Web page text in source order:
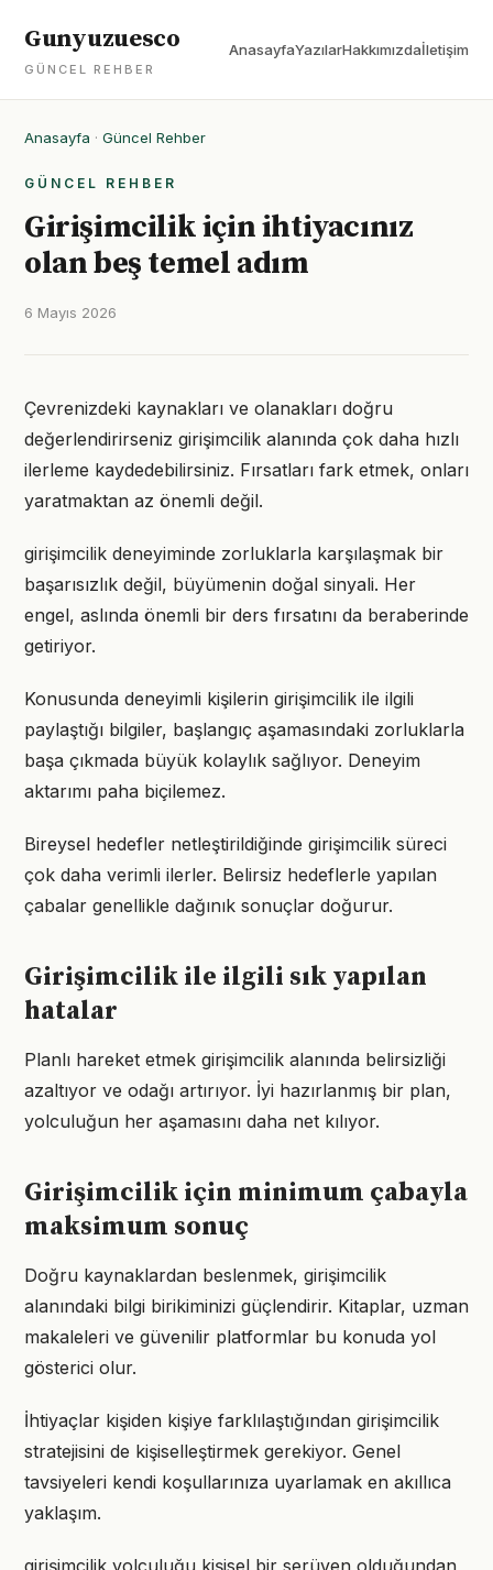
Gunyuzuesco
GÜNCEL REHBER
AnasayfaYazılarHakkımızdaİletişim
Anasayfa · Güncel Rehber
GÜNCEL REHBER
Girişimcilik için ihtiyacınız
olan beş temel adım
6 Mayıs 2026
Çevrenizdeki kaynakları ve olanakları doğru
değerlendirirseniz girişimcilik alanında çok daha hızlı
ilerleme kaydedebilirsiniz. Fırsatları fark etmek, onları
yaratmaktan az önemli değil.
girişimcilik deneyiminde zorluklarla karşılaşmak bir
başarısızlık değil, büyümenin doğal sinyali. Her
engel, aslında önemli bir ders fırsatını da beraberinde
getiriyor.
Konusunda deneyimli kişilerin girişimcilik ile ilgili
paylaştığı bilgiler, başlangıç aşamasındaki zorluklarla
başa çıkmada büyük kolaylık sağlıyor. Deneyim
aktarımı paha biçilemez.
Bireysel hedefler netleştirildiğinde girişimcilik süreci
çok daha verimli ilerler. Belirsiz hedeflerle yapılan
çabalar genellikle dağınık sonuçlar doğurur.
Girişimcilik ile ilgili sık yapılan
hatalar
Planlı hareket etmek girişimcilik alanında belirsizliği
azaltıyor ve odağı artırıyor. İyi hazırlanmış bir plan,
yolculuğun her aşamasını daha net kılıyor.
Girişimcilik için minimum çabayla
maksimum sonuç
Doğru kaynaklardan beslenmek, girişimcilik
alanındaki bilgi birikiminizi güçlendirir. Kitaplar, uzman
makaleleri ve güvenilir platformlar bu konuda yol
gösterici olur.
İhtiyaçlar kişiden kişiye farklılaştığından girişimcilik
stratejisini de kişiselleştirmek gerekiyor. Genel
tavsiyeleri kendi koşullarınıza uyarlamak en akıllıca
yaklaşım.
girişimcilik yolculuğu kişisel bir serüven olduğundan